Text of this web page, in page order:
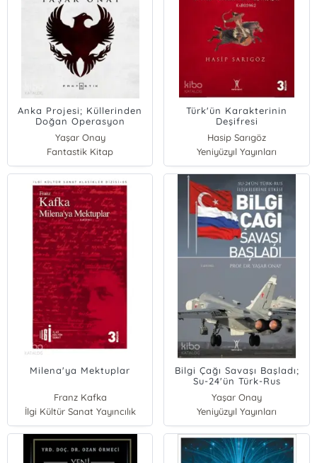
Anka Projesi; Küllerinden
Doğan Operasyon
Yaşar Onay
Fantastik Kitap
Türk'ün Karakterinin
Deşifresi
Hasip Sarıgöz
Yeniyüzyıl Yayınları
Milena'ya Mektuplar
Franz Kafka
İlgi Kültür Sanat Yayıncılık
Bilgi Çağı Savaşı Başladı;
Su-24'ün Türk-Rus
İlişkilerine Etkisi
Yaşar Onay
Yeniyüzyıl Yayınları